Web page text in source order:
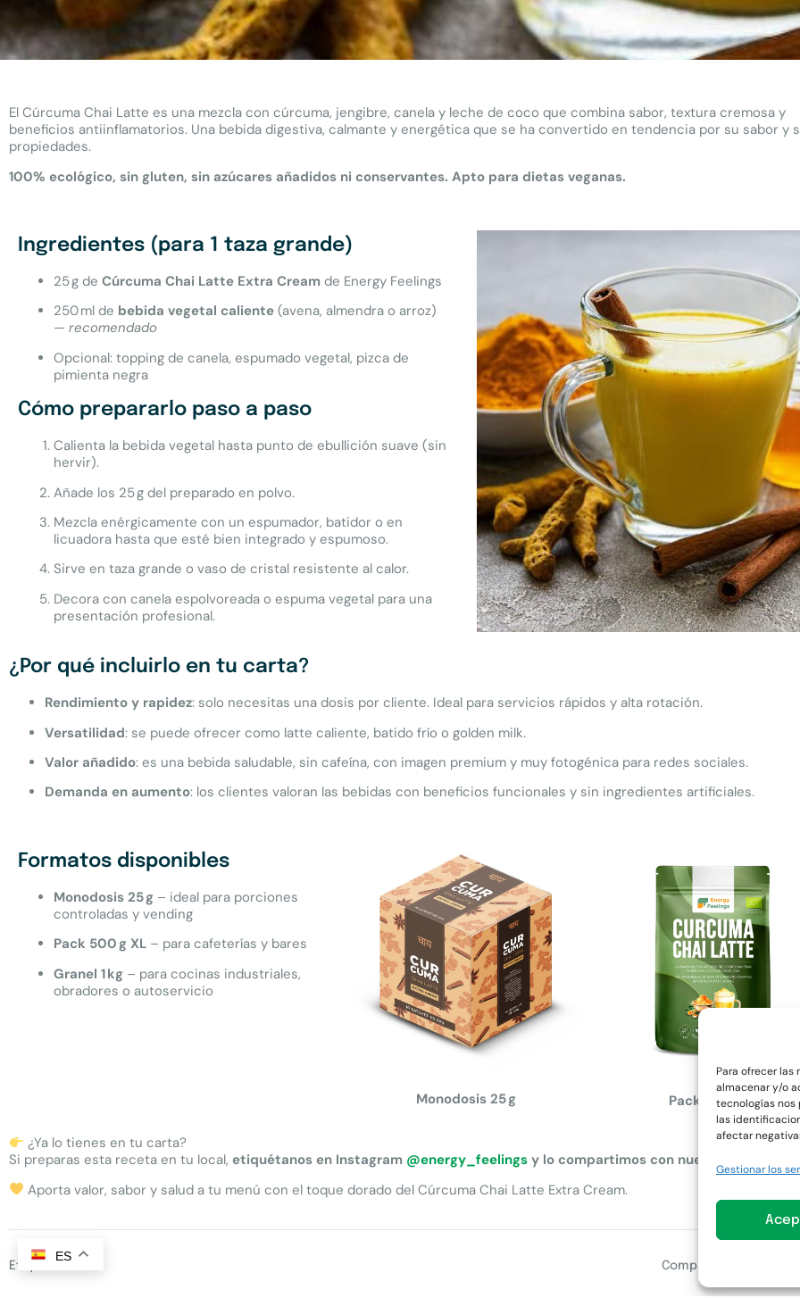
Para ofrecer
almacenar y/o
tecnologías
las
afectar
Gestionar los
El Cúrcuma Chai Latte es una mezcla con cúrcuma, jengibre, canela y leche de coco que combina sabor, textura cremosa y
beneficios antiinflamatorios. Una bebida digestiva, calmante y energética que se ha convertido en tendencia por su sabor y
propiedades.
100% ecológico, sin gluten, sin azúcares añadidos ni conservantes. Apto para dietas veganas.
Ingredientes (para 1 taza grande)
25 g de Cúrcuma Chai Latte Extra Cream de Energy Feelings
250 ml de bebida vegetal caliente (avena, almendra o arroz)
— recomendado
Opcional: topping de canela, espumado vegetal, pizca de
pimienta negra
Cómo prepararlo paso a paso
Calienta la bebida vegetal hasta punto de ebullición suave (sin
hervir).
Añade los 25 g del preparado en polvo.
Mezcla enérgicamente con un espumador, batidor o en
licuadora hasta que esté bien integrado y espumoso.
Sirve en taza grande o vaso de cristal resistente al calor.
Decora con canela espolvoreada o espuma vegetal para una
presentación profesional.
¿Por qué incluirlo en tu carta?
Rendimiento y rapidez: solo necesitas una dosis por cliente. Ideal para servicios rápidos y alta rotación.
Versatilidad: se puede ofrecer como latte caliente, batido frío o golden milk.
Valor añadido: es una bebida saludable, sin cafeína, con imagen premium y muy fotogénica para redes sociales.
Demanda en aumento: los clientes valoran las bebidas con beneficios funcionales y sin ingredientes artificiales.
Formatos disponibles
Monodosis 25 g – ideal para porciones
controladas y vending
Pack 500 g XL – para cafeterías y bares
Granel 1 kg – para cocinas industriales,
obradores o autoservicio
Monodosis 25 g Pack 500g XL
¿Ya lo tienes en tu carta?
Si preparas esta receta en tu local, etiquétanos en Instagram @energy_feelings y lo compartimos con nuestra
Aporta valor, sabor y salud a tu menú con el toque dorado del Cúrcuma Chai Latte Extra Cream.
Etiquetas : Comparte :
ES